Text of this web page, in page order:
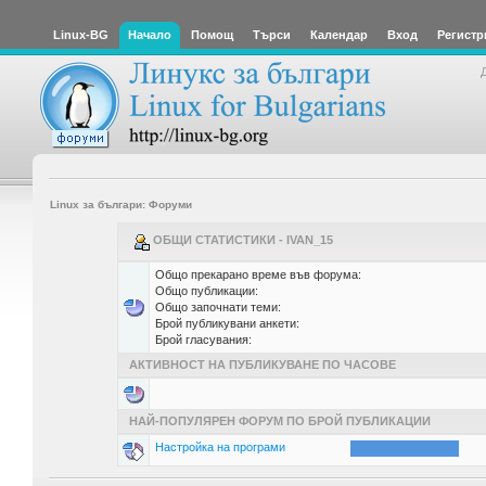
Linux-BG Начало Помощ Търси Календар Вход
Linux за българи: Форуми
ОБЩИ СТАТИСТИКИ - IVAN_15
Общо прекарано време във форума:
Общо публикации:
Общо започнати теми:
Брой публикувани анкети:
Брой гласувания:
АКТИВНОСТ НА ПУБЛИКУВАНЕ ПО ЧАСОВЕ
НАЙ-ПОПУЛЯРЕН ФОРУМ ПО БРОЙ ПУБЛИКАЦИИ
Настройка на програми